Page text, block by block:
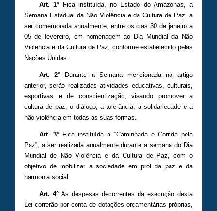
Art. 1°
Fica instituída, no Estado do Amazonas, a
Semana Estadual da Não Violência e da Cultura de Paz, a
ser comemorada anualmente, entre os dias 30 de janeiro a
05 de fevereiro, em homenagem ao Dia Mundial da Não
Violência e da Cultura de Paz, conforme estabelecido pelas
Nações Unidas.
Art. 2° Durante a Semana mencionada no artigo
anterior, serão realizadas atividades educativas, culturais,
esportivas e de conscientização, visando promover a
cultura de paz, o diálogo, a tolerância, a solidariedade e a
não violência em todas as suas formas.
Art. 3°Fica instituída a “Caminhada e Corrida pela
Paz”, a ser realizada anualmente durante a semana do Dia
Mundial de Não Violência e da Cultura de Paz, com o
objetivo de mobilizar a sociedade em prol da paz e da
harmonia social.
Art. 4°As despesas decorrentes da execução desta
Lei correrão por conta de dotações orçamentárias próprias,